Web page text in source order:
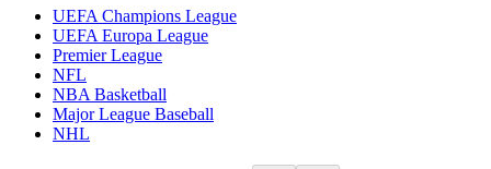
UEFA Champions League
UEFA Europa League
Premier League
NFL
NBA Basketball
Major League Baseball
NHL